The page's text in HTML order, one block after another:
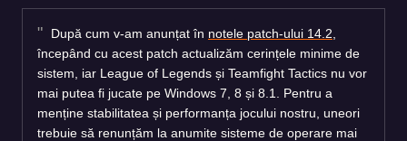
După cum v-am anunțat în notele patch-ului 14.2
începând cu acest patch actualizăm cerințele minime de
sistem, iar League of Legends și Teamfight Tactics nu vor
mai putea fi jucate pe Windows 7, 8 și 8.1. Pentru a
menține stabilitatea și performanța jocului nostru, uneori
trebuie să renunțăm la anumite sisteme de operare mai